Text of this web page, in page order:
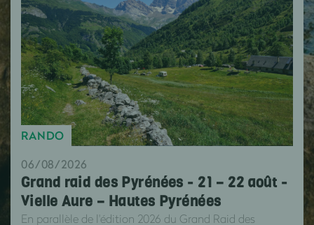
RANDO
06/08/2026
Grand raid des Pyrénées - 21 – 22 août -
Vielle Aure – Hautes Pyrénées
En parallèle de l'édition 2026 du Grand Raid des